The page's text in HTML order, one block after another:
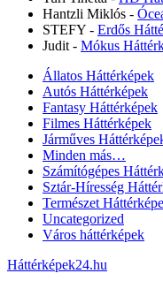
Hantzli Miklós -
STEFY - Erdős
Judit - Mókus
Állatos Háttérképek
Autós Háttérképek
Fantasy Háttérképek
Filmes Háttérképek
Járműves
Minden más…
Számítógépes
Sztár-Híresség
Természet
Uncategorized
Város háttérképek
Háttérképek24.hu